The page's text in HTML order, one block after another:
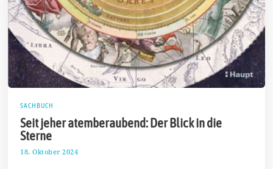
SACHBUCH
Seit jeher atemberaubend: Der Blick in die
Sterne
18. Oktober 2024